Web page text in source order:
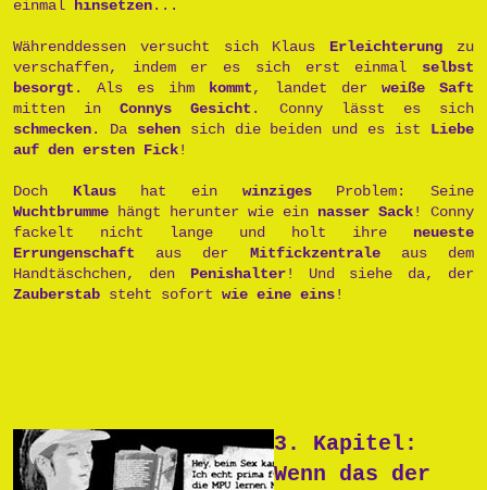
einmal hinsetzen...
Währenddessen versucht sich Klaus Erleichterung zu
verschaffen, indem er es sich erst einmal selbst
besorgt . Als es ihm kommt, landet der weiße Saft
mitten inConnys Gesicht . Conny lässt es sich
schmecken. Da sehensich die beiden und es ist Liebe
auf den ersten Fick!
Doch Klaushat ein winzigesProblem: Seine
Wuchtbrumme hängt herunter wie ein nasser Sack! Conny
fackelt nicht lange und holt ihre neueste
Errungenschaft aus der Mitfickzentraleaus dem
Handtäschchen, den Penishalter! Und siehe da, der
Zauberstab steht sofort wie eine eins!
3. Kapitel:
Wenn das der